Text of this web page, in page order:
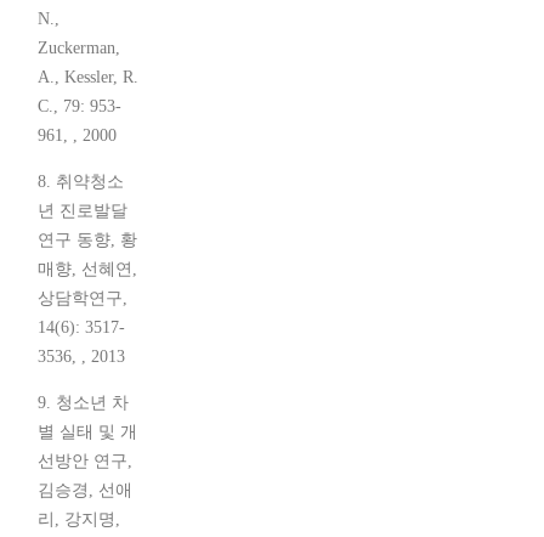
N.,
Zuckerman,
A., Kessler, R.
C., 79: 953-
961, , 2000
8. 취약청소
년 진로발달
연구 동향, 황
매향, 선혜연,
상담학연구,
14(6): 3517-
3536, , 2013
9. 청소년 차
별 실태 및 개
선방안 연구,
김승경, 선애
리, 강지명,